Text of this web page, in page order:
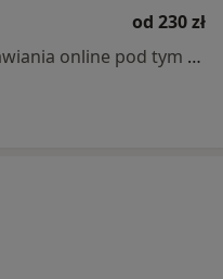
od 230 zł
Specjalista nie oferuje umawiania online pod tym adresem.